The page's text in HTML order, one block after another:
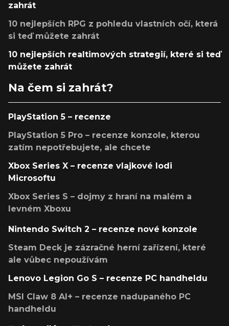
zahrát
10 nejlepších RPG z pohledu vlastních očí, která
si teď můžete zahrát
10 nejlepších realtimových strategií, které si teď
můžete zahrát
Na čem si zahrát?
PlayStation 5 – recenze
PlayStation 5 Pro – recenze konzole, kterou
zatím nepotřebujete, ale chcete
Xbox Series X – recenze vlajkové lodi
Microsoftu
Xbox Series S – dojmy z hraní na malém a
levném Xboxu
Nintendo Switch 2 – recenze nové konzole
Steam Deck je zázračné herní zařízení, které
ale vůbec nepoužívám
Lenovo Legion Go S – recenze PC handheldu
MSI Claw 8 AI+ – recenze nadupaného PC
handheldu